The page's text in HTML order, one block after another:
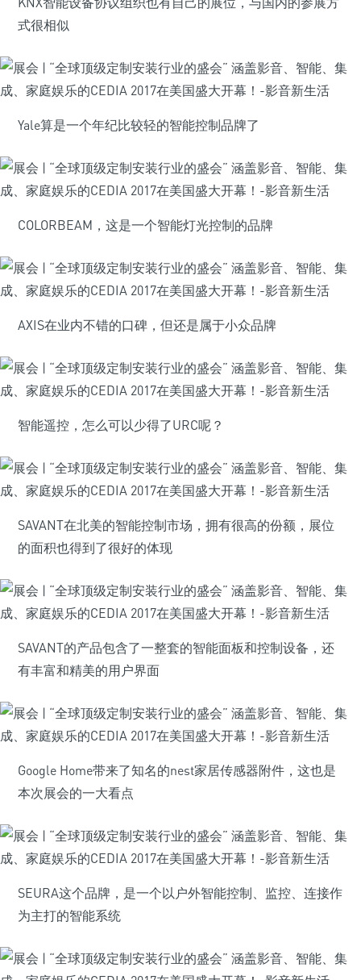
式很相似
Yale算是一个年纪比较轻的智能控制品牌了
COLORBEAM，这是一个智能灯光控制的品牌
AXIS在业内不错的口碑，但还是属于小众品牌
智能遥控，怎么可以少得了URC呢？
SAVANT在北美的智能控制市场，拥有很高的份额，展位
的面积也得到了很好的体现
SAVANT的产品包含了一整套的智能面板和控制设备，还
有丰富和精美的用户界面
Google Home带来了知名的nest家居传感器附件，这也是
本次展会的一大看点
SEURA这个品牌，是一个以户外智能控制、监控、连接作
为主打的智能系统